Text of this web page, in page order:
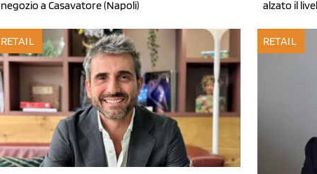
negozio a Casavatore (Napoli)
alzato il
RETAIL RETAIL